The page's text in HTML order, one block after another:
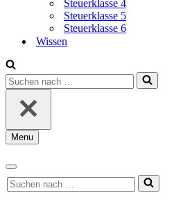
Steuerklasse 4
Steuerklasse 5
Steuerklasse 6
Wissen
Suchen
nach …
Menu
Navigationsmenü
Navigationsmenü
Suchen
nach …